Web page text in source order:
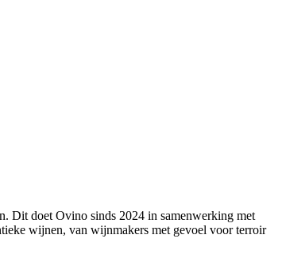
Dit doet Ovino sinds 2024 in samenwerking met
wijnen, van wijnmakers met gevoel voor terroir